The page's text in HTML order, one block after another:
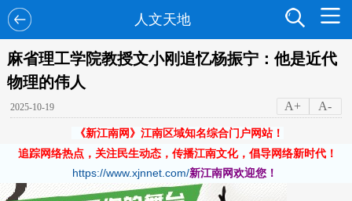
人文天地
麻省理工学院教授文小刚追忆杨振宁：他是近代
物理的伟人
2025-10-19 A+ A-
《新江南网》江南区域知名综合门户网站！
追踪网络热点，关注民生动态，传播江南文化，倡导网络新时代！
https://www.xjnnet.com/新江南网欢迎您！